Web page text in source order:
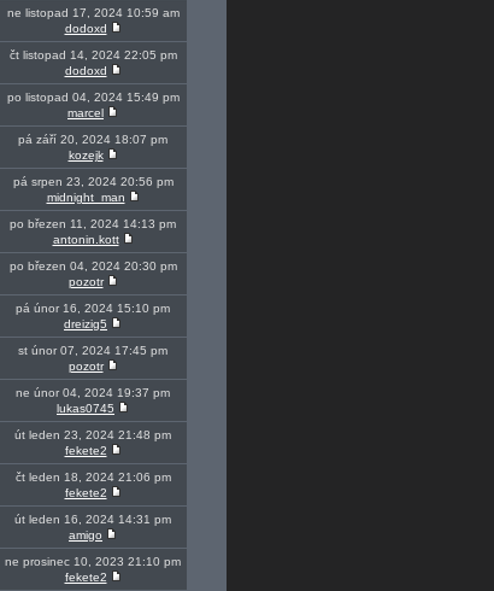
ne listopad 17, 2024 10:59 am
dodoxd
čt listopad 14, 2024 22:05 pm
dodoxd
po listopad 04, 2024 15:49 pm
marcel
pá září 20, 2024 18:07 pm
kozejk
pá srpen 23, 2024 20:56 pm
midnight_man
po březen 11, 2024 14:13 pm
antonin.kott
po březen 04, 2024 20:30 pm
pozotr
pá únor 16, 2024 15:10 pm
dreizig5
st únor 07, 2024 17:45 pm
pozotr
ne únor 04, 2024 19:37 pm
lukas0745
út leden 23, 2024 21:48 pm
fekete2
čt leden 18, 2024 21:06 pm
fekete2
út leden 16, 2024 14:31 pm
amigo
ne prosinec 10, 2023 21:10 pm
fekete2